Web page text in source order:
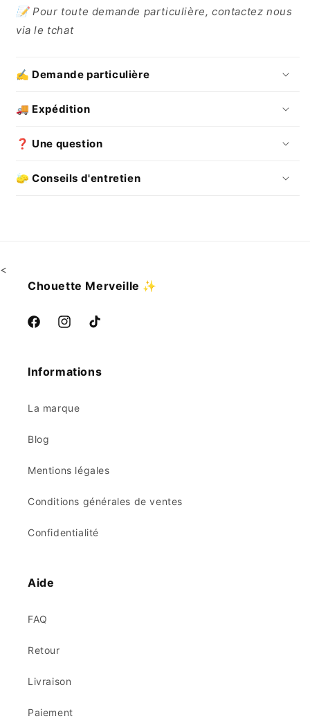
📝 Pour toute demande particulière, contactez nous
via le tchat
✍️ Demande particulière
🚚 Expédition
❓ Une question
🧽 Conseils d'entretien
<
Chouette Merveille ✨
FacebookInstagramTikTok
Informations
La marque
Blog
Mentions légales
Conditions générales de ventes
Confidentialité
Aide
FAQ
Retour
Livraison
Paiement